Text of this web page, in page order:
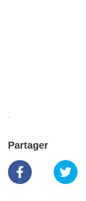
Partager